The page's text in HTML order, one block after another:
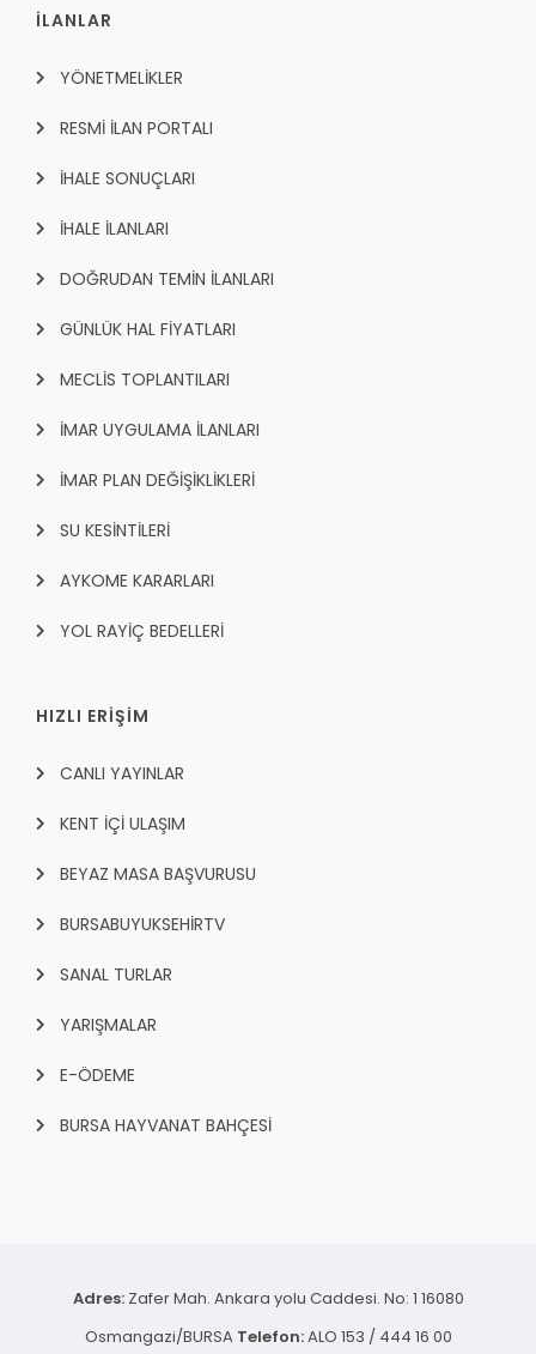
İLANLAR
YÖNETMELİKLER
RESMİ İLAN PORTALI
İHALE SONUÇLARI
İHALE İLANLARI
DOĞRUDAN TEMİN İLANLARI
GÜNLÜK HAL FİYATLARI
MECLİS TOPLANTILARI
İMAR UYGULAMA İLANLARI
İMAR PLAN DEĞİŞİKLİKLERİ
SU KESİNTİLERİ
AYKOME KARARLARI
YOL RAYİÇ BEDELLERİ
HIZLI ERİŞİM
CANLI YAYINLAR
KENT İÇI ULAŞIM
BEYAZ MASA BAŞVURUSU
BURSABUYUKSEHIRTV
SANAL TURLAR
YARIŞMALAR
E-ÖDEME
BURSA HAYVANAT BAHÇESİ
Adres:Zafer Mah. Ankara yolu Caddesi. No: 1 16080
Osmangazi/BURSA Telefon:ALO 153 / 444 16 00